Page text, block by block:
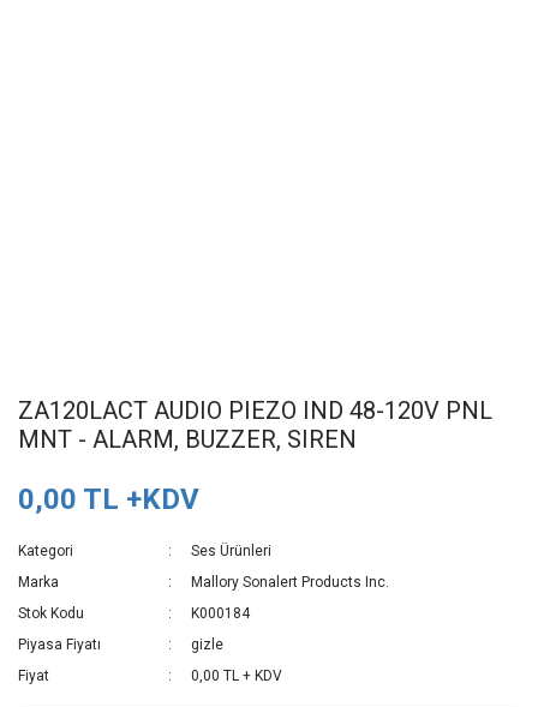
ZA120LACT AUDIO PIEZO IND 48-120V PNL
MNT - ALARM, BUZZER, SIREN
0,00 TL +KDV
Kategori
Ses Ürünleri
Marka
Mallory Sonalert Products Inc.
Stok Kodu
K000184
Piyasa Fiyatı
gizle
Fiyat
0,00 TL + KDV